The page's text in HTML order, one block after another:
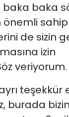
baka baka
de sizin
izin
veriyorum.
teşekkür
burada